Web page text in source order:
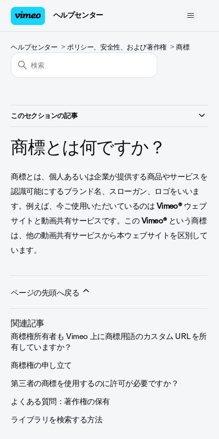
ヘルプセンター
ヘルプセンター ポリシー、安全性、および著作権 商標
このセクションの記事
商標とは何ですか？
商標とは、個人あるいは企業が提供する商品やサービスを
認識可能にするブランド名、スローガン、ロゴをいいま
す。例えば、今ご使用いただいているのはVimeo®ウェブ
サイトと動画共有サービスです。このVimeo®という商標
は、他の動画共有サービスから本ウェブサイトを区別して
います。
ページの先頭へ戻る
関連記事
商標権所有者も Vimeo 上に商標用語のカスタム URL を所
有していますか？
商標権の申し立て
第三者の商標を使用するのに許可が必要ですか？
よくある質問：著作権の保有
ライブラリを検索する方法